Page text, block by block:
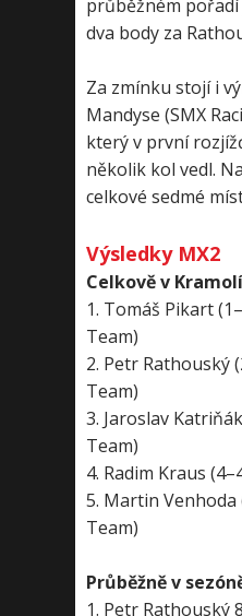
průběžném
dva body za
Za zmínku stojí i
Mandyse (SMX
který v první
několik kol vedl.
celkové sedmé
Výsledky MX2
Celkově v
1. Tomáš Pikart
Team)
2. Petr Rathouský
Team)
3. Jaroslav
Team)
4. Radim Kraus
5. Martin Venhoda
Team)
Průběžně v
1. Petr Rathouský